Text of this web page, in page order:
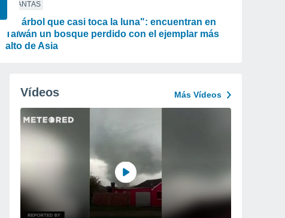
PLANTAS
"El árbol que casi toca la luna": encuentran en
Taiwán un bosque perdido con el ejemplar más
alto de Asia
Vídeos Más Vídeos